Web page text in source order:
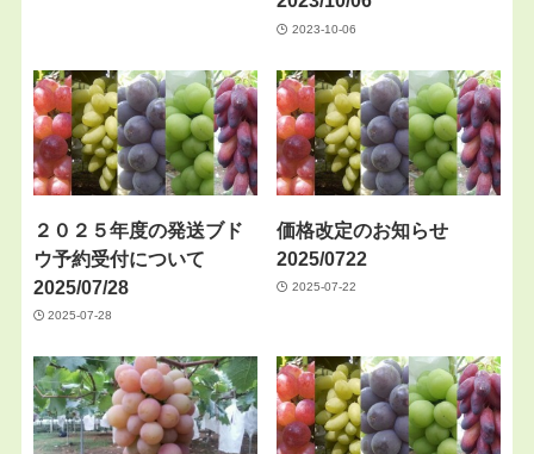
2023-10-06
２０２５年度の発送ブド
ウ予約受付について
2025/07/28
2025-07-28
価格改定のお知らせ
2025/0722
2025-07-22